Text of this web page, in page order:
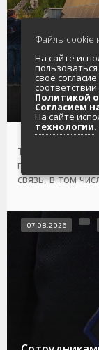
На
трассы
сотовой
Теперь у
связь, в том
07.08.2026
Файлы cookie
На сайте
свое
Политикой
Согласием
На сайте
технологии.